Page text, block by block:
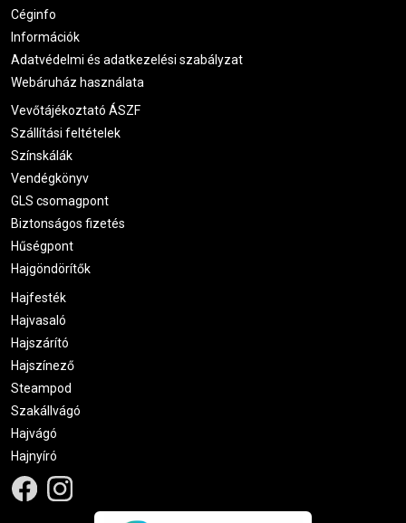
Céginfo
Információk
Adatvédelmi és adatkezelési szabályzat
Webáruház használata
Vevőtájékoztató ÁSZF
Szállítási feltételek
Színskálák
Vendégkönyv
GLS csomagpont
Biztonságos fizetés
Hűségpont
Hajgöndörítők
Hajfesték
Hajvasaló
Hajszárító
Hajszínező
Steampod
Szakállvágó
Hajvágó
Hajnyíró